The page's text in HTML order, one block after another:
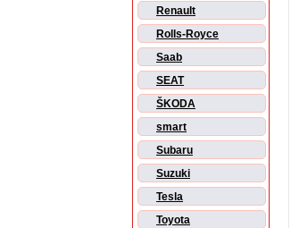
Renault
Rolls-Royce
Saab
SEAT
ŠKODA
smart
Subaru
Suzuki
Tesla
Toyota